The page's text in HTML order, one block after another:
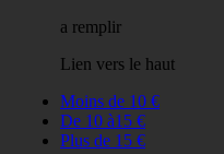
a remplir
Lien vers le haut
Moins de 10 €
De 10 à15 €
Plus de 15 €